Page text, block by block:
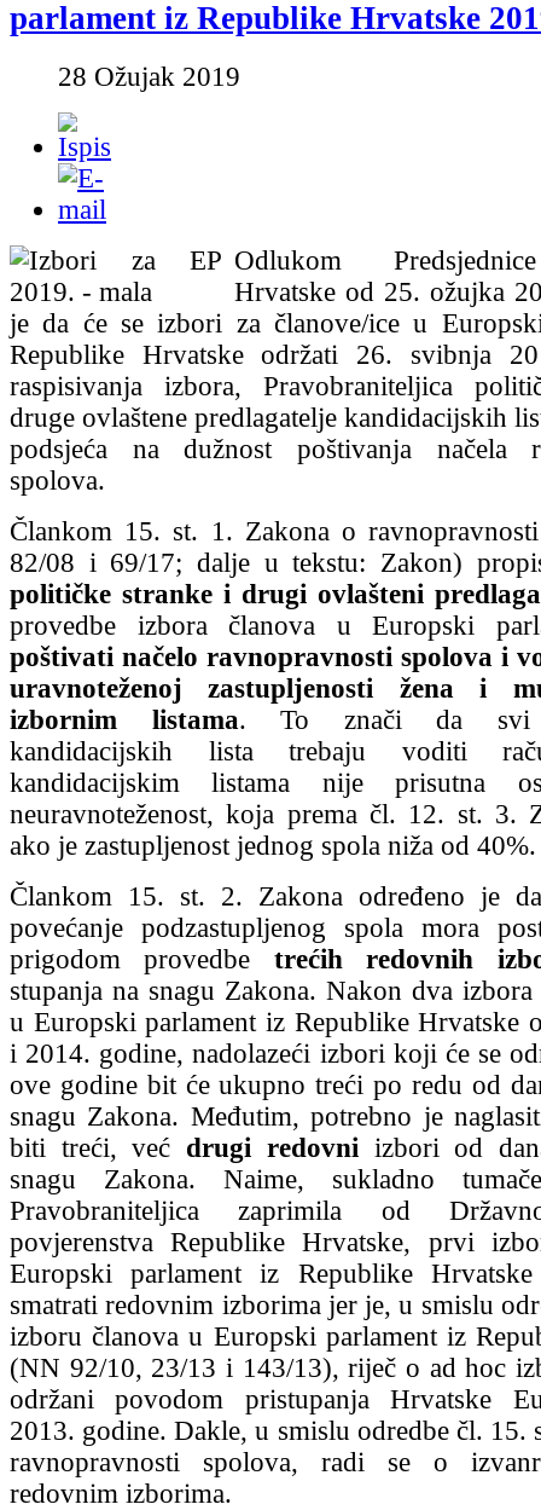
parlament iz Republike Hrvatske
28 Ožujak 2019
Odlukom
Hrvatske od 25. ožujka
je da će se izbori za članove/ice u
Republike Hrvatske održati 26. svibnja
raspisivanja izbora, Pravobraniteljica
druge ovlaštene predlagatelje kandidacijskih
podsjeća na dužnost poštivanja načela
spolova.
Člankom 15. st. 1. Zakona o
82/08 i 69/17; dalje u tekstu: Zakon)
političke stranke i drugi ovlašteni
provedbe izbora članova u Europski
poštivati načelo ravnopravnosti spolova i
uravnoteženoj zastupljenosti žena i
izbornim listama. To znači da svi
kandidacijskih lista trebaju voditi
kandidacijskim listama nije prisutna
neuravnoteženost, koja prema čl. 12. st. 3.
ako je zastupljenost jednog spola niža od 40%.
Člankom 15. st. 2. Zakona određeno je
povećanje podzastupljenog spola mora
prigodom provedbe trećih redovnih
stupanja na snagu Zakona. Nakon dva izbora
u Europski parlament iz Republike Hrvatske
i 2014. godine, nadolazeći izbori koji će se
ove godine bit će ukupno treći po redu od
snagu Zakona. Međutim, potrebno je
biti treći, već drugi redovni izbori od
snagu Zakona. Naime, sukladno
Pravobraniteljica zaprimila od
povjerenstva Republike Hrvatske, prvi
Europski parlament iz Republike
smatrati redovnim izborima jer je, u smislu
izboru članova u Europski parlament iz
(NN 92/10, 23/13 i 143/13), riječ o ad hoc
održani povodom pristupanja Hrvatske
2013. godine. Dakle, u smislu odredbe čl. 15.
ravnopravnosti spolova, radi se o
redovnim izborima.